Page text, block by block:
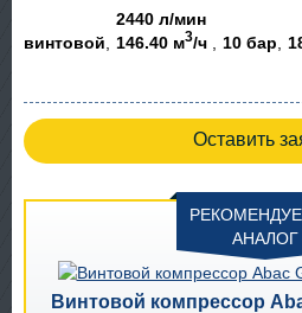
винтовой
2440 л/мин
146.40 м3/ч 10 бар
Оставить
АНАЛОГ
Винтовой компрессор